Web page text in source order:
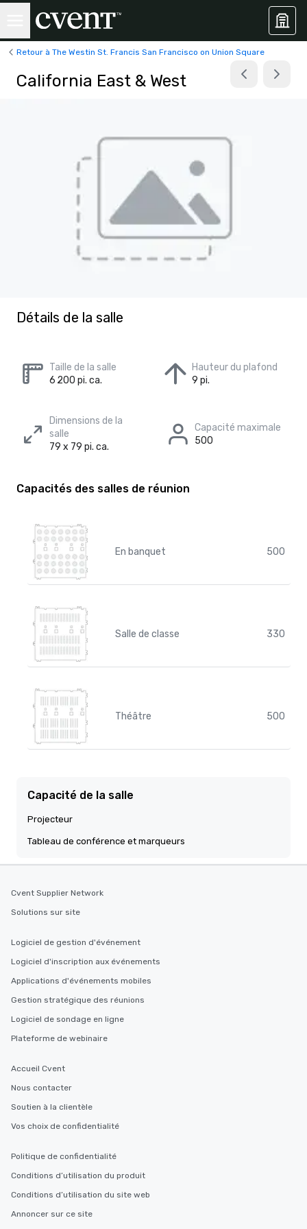
Retour à The Westin St. Francis San Francisco on Union Square
California East & West
Détails de la salle
Taille de la salle
6 200 pi. ca.
Hauteur du plafond
9 pi.
Dimensions de la
salle
79 x 79 pi. ca.
Capacité maximale
500
Capacités des salles de réunion
En banquet 500
Salle de classe 330
Théâtre 500
Capacité de la salle
Projecteur
Tableau de conférence et marqueurs
Cvent Supplier Network
Solutions sur site
Logiciel de gestion d'événement
Logiciel d'inscription aux événements
Applications d'événements mobiles
Gestion stratégique des réunions
Logiciel de sondage en ligne
Plateforme de webinaire
Accueil Cvent
Nous contacter
Soutien à la clientèle
Vos choix de confidentialité
Politique de confidentialité
Conditions d’utilisation du produit
Conditions d’utilisation du site web
Annoncer sur ce site